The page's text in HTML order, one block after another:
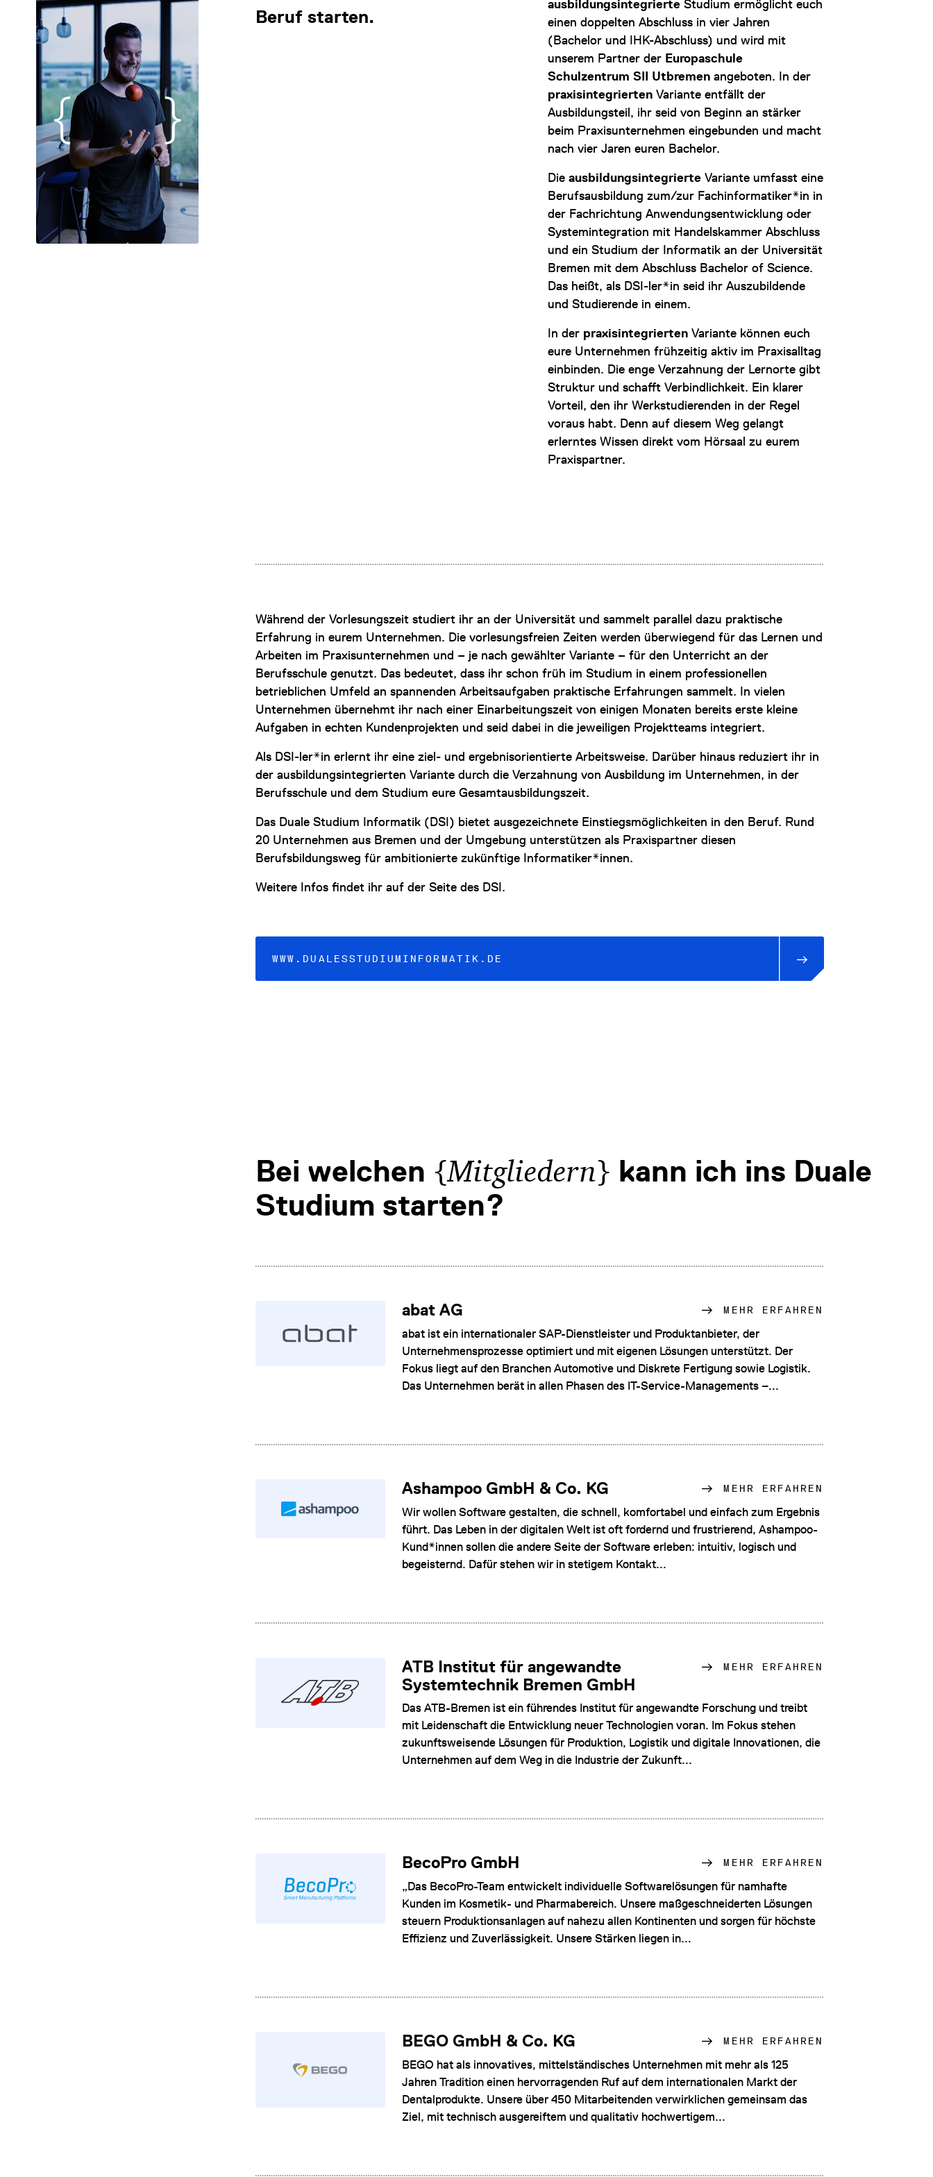
DATENSCHUTZ
IMPRESSUM
DOWNLOADS
COOKIE-EINSTELLUNGEN
Beruf starten.
ausbildungsintegrierteStudium ermöglicht euch
einen doppelten Abschluss in vier Jahren
(Bachelor und IHK-Abschluss) und wird mit
unserem Partner der Europaschule
Schulzentrum SII Utbremen angeboten. In der
praxisintegrierten Variante entfällt der
Ausbildungsteil, ihr seid von Beginn an stärker
beim Praxisunternehmen eingebunden und macht
nach vier Jaren euren Bachelor.
Dieausbildungsintegrierte Variante umfasst eine
Berufsausbildung zum/zur Fachinformatiker*in in
der Fachrichtung Anwendungsentwicklung oder
Systemintegration mit Handelskammer Abschluss
und ein Studium der Informatik an der Universität
Bremen mit dem Abschluss Bachelor of Science.
Das heißt, als DSI-ler*in seid ihr Auszubildende
und Studierende in einem.
In der praxisintegrierten Variante können euch
eure Unternehmen frühzeitig aktiv im Praxisalltag
einbinden. Die enge Verzahnung der Lernorte gibt
Struktur und schafft Verbindlichkeit. Ein klarer
Vorteil, den ihr Werkstudierenden in der Regel
voraus habt. Denn auf diesem Weg gelangt
erlerntes Wissen direkt vom Hörsaal zu eurem
Praxispartner.
Während der Vorlesungszeit stu­die­rt ihr an der Universität und sammelt parallel dazu praktische
Erfahrung in eurem Unternehmen. Die vor­lesungs­freien Zeiten werden überwiegend für das Lernen und
Arbeiten im Praxisunternehmen und – je nach gewählter Variante – für den Unterricht an der
Berufsschule genutzt. Das bedeutet, dass ihr schon früh im Studium in einem professionellen
betrieblichen Umfeld an spannenden Arbeitsaufgaben praktische Erfahrungen sammelt. In vielen
Unternehmen übernehmt ihr nach einer Einarbeitungszeit von einigen Monaten bereits erste kleine
Aufgaben in echten Kundenprojekten und seid dabei in die jeweiligen Projektteams integriert.
Als DSI-ler*in erlernt ihr eine ziel- und ergebnisorientierte Arbeitsweise. Darüber hinaus reduziert ihr in
der ausbildungsintegrierten Variante durch die Verzahnung von Ausbildung im Unternehmen, in der
Berufsschule und dem Studium eure Gesamtausbildungszeit.
Das Duale Studium Informatik (DSI) bietet ausgezeichnete Einstiegsmöglichkeiten in den Beruf. Rund
20 Unternehmen aus Bremen und der Umgebung unterstützen als Praxispartner diesen
Berufsbildungsweg für ambitionierte zukünftige Informatiker*innen.
Weitere Infos findet ihr auf der Seite des DSI.
WWW.DUALESSTUDIUMINFORMATIK.DE
Bei welchen {Mitgliedern} kann ich ins Duale
Studium starten?
abat AG MEHR ERFAHREN
abat ist ein internationaler SAP-Dienstleister und Produktanbieter, der
Unternehmensprozesse optimiert und mit eigenen Lösungen unterstützt. Der
Fokus liegt auf den Branchen Automotive und Diskrete Fertigung sowie Logistik.
Das Unternehmen berät in allen Phasen des IT-Service-Managements –...
Ashampoo GmbH & Co. KG MEHR ERFAHREN
Wir wollen Software gestalten, die schnell, komfortabel und einfach zum Ergebnis
führt. Das Leben in der digitalen Welt ist oft fordernd und frustrierend, Ashampoo-
Kund*innen sollen die andere Seite der Software erleben: intuitiv, logisch und
begeisternd. Dafür stehen wir in stetigem Kontakt...
ATB Institut für angewandte
Systemtechnik Bremen GmbH
MEHR ERFAHREN
Das ATB-Bremen ist ein führendes Institut für angewandte Forschung und treibt
mit Leidenschaft die Entwicklung neuer Technologien voran. Im Fokus stehen
zukunftsweisende Lösungen für Produktion, Logistik und digitale Innovationen, die
Unternehmen auf dem Weg in die Industrie der Zukunft...
BecoPro GmbH MEHR ERFAHREN
„Das BecoPro-Team entwickelt individuelle Softwarelösungen für namhafte
Kunden im Kosmetik- und Pharmabereich. Unsere maßgeschneiderten Lösungen
steuern Produktionsanlagen auf nahezu allen Kontinenten und sorgen für höchste
Effizienz und Zuverlässigkeit. Unsere Stärken liegen in...
BEGO GmbH & Co. KG MEHR ERFAHREN
BEGO hat als innovatives, mittelständisches Unternehmen mit mehr als 125
Jahren Tradition einen hervorragenden Ruf auf dem internationalen Markt der
Dentalprodukte. Unsere über 450 Mitarbeitenden verwirklichen gemeinsam das
Ziel, mit technisch ausgereiftem und qualitativ hochwertigem...